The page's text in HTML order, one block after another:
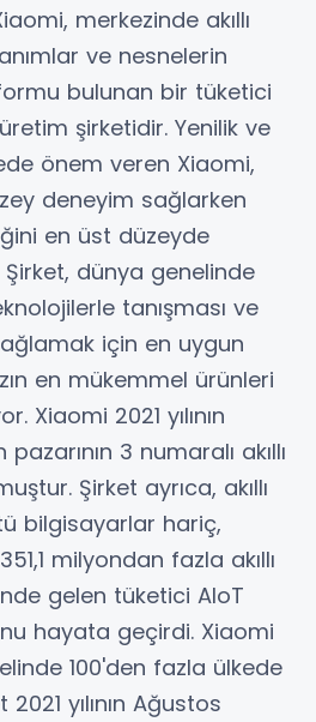
merkezinde akıllı
ve nesnelerin
bulunan bir tüketici
şirketidir. Yenilik ve
önem veren Xiaomi,
deneyim sağlarken
en üst düzeyde
dünya genelinde
tanışması ve
için en uygun
en mükemmel ürünleri
Xiaomi 2021 yılının
3 numaralı akıllı
Şirket ayrıca, akıllı
bilgisayarlar hariç,
milyondan fazla akıllı
gelen tüketici AIoT
hayata geçirdi. Xiaomi
100'den fazla ülkede
yılının Ağustos